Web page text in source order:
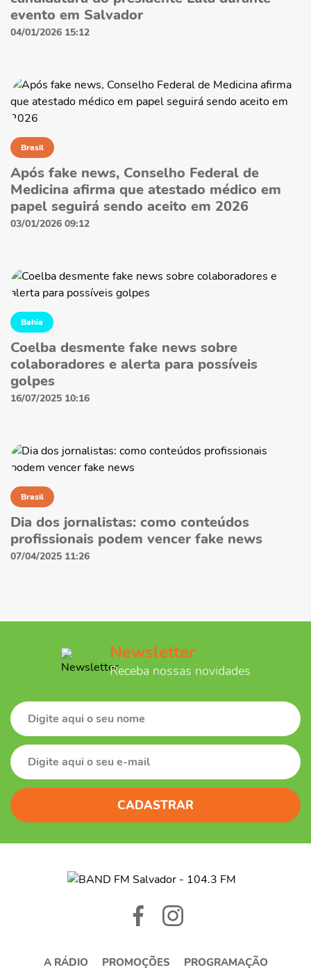
evento em Salvador
04/01/2026 15:12
Brasil
Após fake news, Conselho Federal de
Medicina afirma que atestado médico em
papel seguirá sendo aceito em 2026
03/01/2026 09:12
Bahia
Coelba desmente fake news sobre
colaboradores e alerta para possíveis
golpes
16/07/2025 10:16
Brasil
Dia dos jornalistas: como conteúdos
profissionais podem vencer fake news
07/04/2025 11:26
Newsletter
Receba nossas novidades
A RÁDIO PROMOÇÕES PROGRAMAÇÃO